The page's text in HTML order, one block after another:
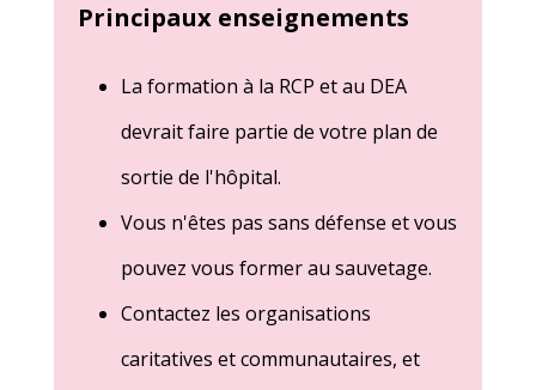
Principaux enseignements
La formation à la RCP et au DEA
devrait faire partie de votre plan de
sortie de l'hôpital.
Vous n'êtes pas sans défense et vous
pouvez vous former au sauvetage.
Contactez les organisations
caritatives et communautaires, et